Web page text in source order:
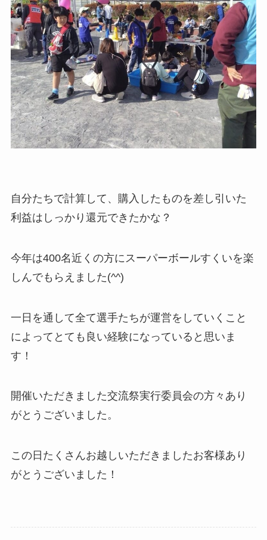
自分たちで計算して、購入したものを差し引いた
利益はしっかり還元できたかな？
今年は400名近くの方にスーパーボールすくいを楽
しんでもらえました(^^)
一日を通して全て選手たちが運営をしていくこと
によってとても良い経験になっていると思いま
す！
開催いただきました交流祭実行委員会の方々あり
がとうございました。
この日たくさんお越しいただきましたお客様あり
がとうございました！